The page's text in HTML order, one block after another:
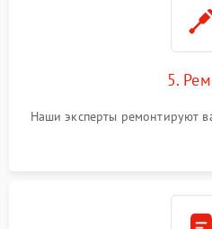
5.
Наши эксперты ремонтируют